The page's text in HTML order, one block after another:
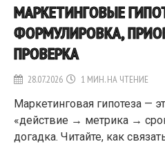
МАРКЕТИНГОВЫЕ
ФОРМУЛИРОВКА,
ПРОВЕРКА
28.07.2026 1 МИН. НА ЧТЕНИЕ
Маркетинговая гипотеза —
«действие → метрика →
догадка. Читайте, как